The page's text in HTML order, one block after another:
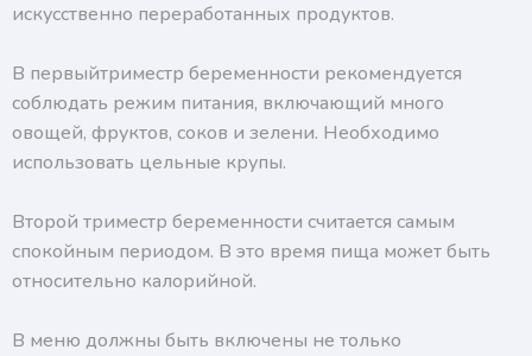
искусственно переработанных продуктов.
В первыйтриместр беременности рекомендуется
соблюдать режим питания, включающий много
овощей, фруктов, соков и зелени. Необходимо
использовать цельные крупы.
Второй триместр беременности считается самым
спокойным периодом. В это время пища может быть
относительно калорийной.
В меню должны быть включены не только